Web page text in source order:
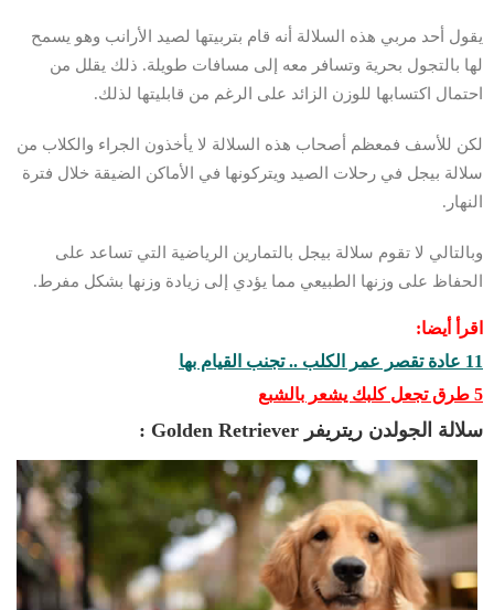
يقول أحد مربي هذه السلالة أنه قام بتربيتها لصيد الأرانب وهو يسمح
لها بالتجول بحرية وتسافر معه إلى مسافات طويلة. ذلك يقلل من
احتمال اكتسابها للوزن الزائد على الرغم من قابليتها لذلك.
لكن للأسف فمعظم أصحاب هذه السلالة لا يأخذون الجراء والكلاب من
سلالة بيجل في رحلات الصيد ويتركونها في الأماكن الضيقة خلال فترة
النهار.
وبالتالي لا تقوم سلالة بيجل بالتمارين الرياضية التي تساعد على
الحفاظ على وزنها الطبيعي مما يؤدي إلى زيادة وزنها بشكل مفرط.
اقرأ أيضا:
11 عادة تقصر عمر الكلب .. تجنب القيام بها
5 طرق تجعل كلبك يشعر بالشبع
سلالة الجولدن ريتريفر Golden Retriever :